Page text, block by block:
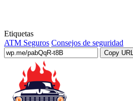
Etiquetas
ATM Seguros Consejos de seguridad
Copy URL